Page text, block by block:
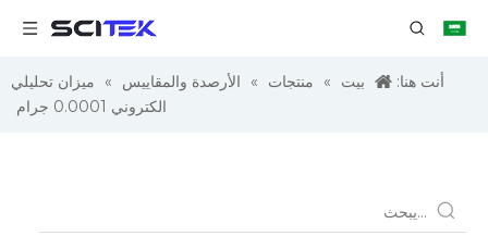
أنت هنا: بيت » منتجات » الأرصدة والمقاييس »
ميزان تحليلي
الكتروني 0.0001 جرام